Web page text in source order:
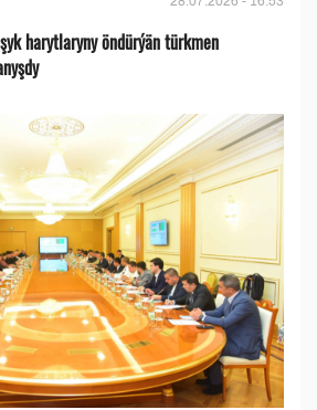
harytlaryny öndürýän türkmen